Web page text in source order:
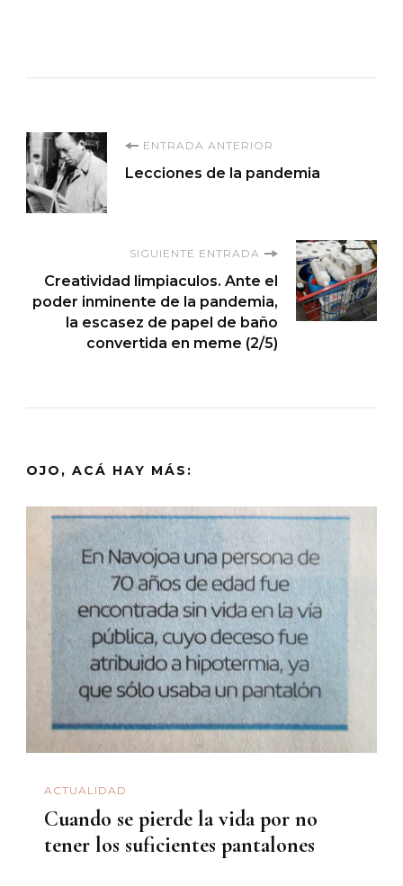
Navegación
de
entradas
ENTRADA ANTERIOR
Lecciones de la pandemia
SIGUIENTE ENTRADA
Creatividad limpiaculos. Ante el
poder inminente de la pandemia,
la escasez de papel de baño
convertida en meme (2/5)
OJO, ACÁ HAY MÁS:
ACTUALIDAD
Cuando se pierde la vida por no
tener los suficientes pantalones